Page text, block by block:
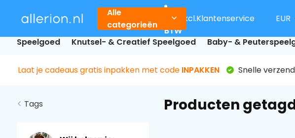
Alle
categorieën
Incl.
Excl.
BTW
Klantenservice EUR
Speelgoed Knutsel- & Creatief Speelgoed Baby- &
Laat je cadeaus gratis inpakken met code INPAKKEN Snelle
Tags Producten